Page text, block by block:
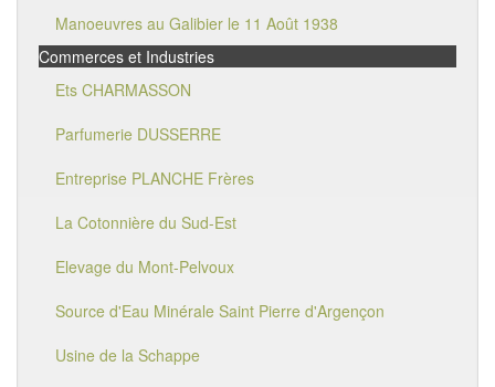
Manoeuvres au Galibier le 11 Août 1938
Commerces et Industries
Ets CHARMASSON
Parfumerie DUSSERRE
Entreprise PLANCHE Frères
La Cotonnière du Sud-Est
Elevage du Mont-Pelvoux
Source d'Eau Minérale Saint Pierre d'Argençon
Usine de la Schappe